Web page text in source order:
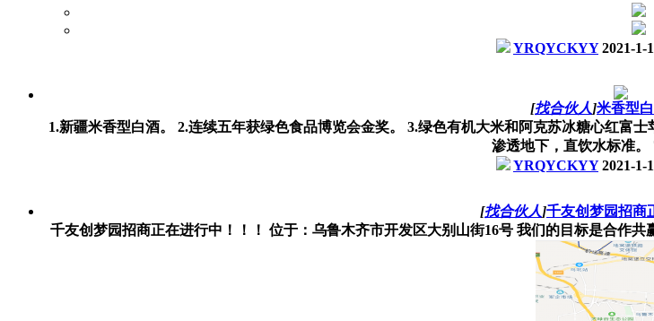
YRQYCKYY 2021-1-
[找合伙人]米香型
1.新疆米香型白酒。 2.连续五年获绿色食品博览会金奖。 3.绿色有机大米和阿克苏冰糖心红富
渗透地下，直饮水标准。
YRQYCKYY 2021-1-
[找合伙人]千友创梦园招商
千友创梦园招商正在进行中！！！ 位于：乌鲁木齐市开发区大别山街16号 我们的目标是合作